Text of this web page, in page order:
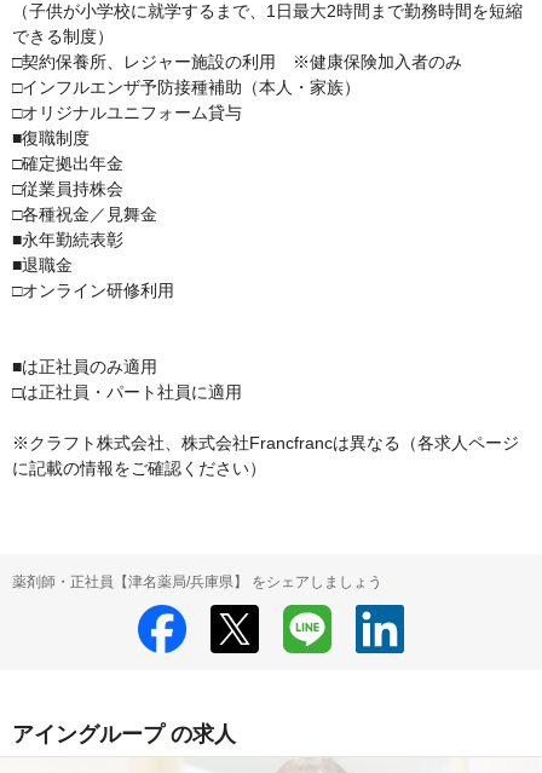
（子供が小学校に就学するまで、1日最大2時間まで勤務時間を短縮
できる制度）
□契約保養所、レジャー施設の利用　※健康保険加入者のみ
□インフルエンザ予防接種補助（本人・家族）
□オリジナルユニフォーム貸与
■復職制度
□確定拠出年金
□従業員持株会
□各種祝金／見舞金
■永年勤続表彰
■退職金
□オンライン研修利用
■は正社員のみ適用
□は正社員・パート社員に適用
※クラフト株式会社、株式会社Francfrancは異なる（各求人ページ
に記載の情報をご確認ください）
薬剤師・正社員【津名薬局/兵庫県】 をシェアしましょう
アイングループ の求人